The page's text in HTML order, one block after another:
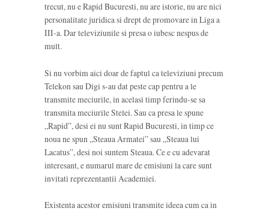
trecut, nu e Rapid Bucuresti, nu are istorie, nu are nici
personalitate juridica si drept de promovare in Liga a
III-a. Dar televiziunile si presa o iubesc nespus de
mult.
Si nu vorbim aici doar de faptul ca televiziuni precum
Telekon sau Digi s-au dat peste cap pentru a le
transmite meciurile, in acelasi timp ferindu-se sa
transmita meciurile Stelei. Sau ca presa le spune
„Rapid”, desi ei nu sunt Rapid Bucuresti, in timp ce
noua ne spun „Steaua Armatei” sau „Steaua lui
Lacatus”, desi noi suntem Steaua. Ce e cu adevarat
interesant, e numarul mare de emisiuni la care sunt
invitati reprezentantii Academiei.
Existenta acestor emisiuni transmite ideea cum ca in